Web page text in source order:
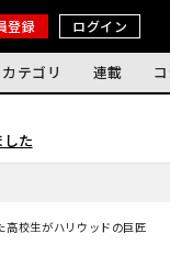
登録 ログイン
カテゴリ 連載
た
高校生がハリウッドの巨匠